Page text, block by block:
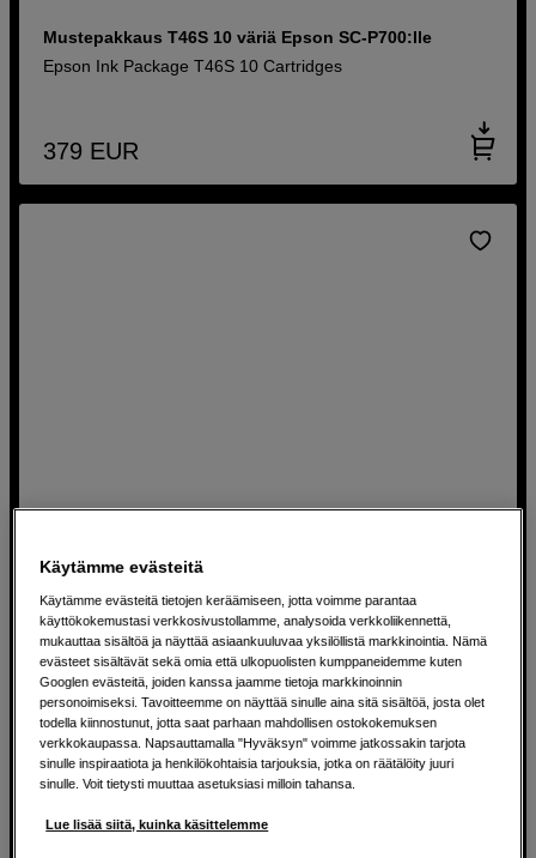
Mustepakkaus T46S 10 väriä Epson SC-P700:lle
Epson Ink Package T46S 10 Cartridges
379 EUR
Täyttömuste T47A6 Vivid Light Magenta SC-P900-
tulostimelle
Epson T47A6 Vivid Light Magenta UltraChrome Pro 10 –
50ml
39 EUR
Käytämme evästeitä
Käytämme evästeitä tietojen keräämiseen, jotta voimme parantaa
käyttökokemustasi verkkosivustollamme, analysoida verkkoliikennettä,
mukauttaa sisältöä ja näyttää asiaankuuluvaa yksilöllistä markkinointia. Nämä
evästeet sisältävät sekä omia että ulkopuolisten kumppaneidemme kuten
Googlen evästeitä, joiden kanssa jaamme tietoja markkinoinnin
personoimiseksi. Tavoitteemme on näyttää sinulle aina sitä sisältöä, josta olet
todella kiinnostunut, jotta saat parhaan mahdollisen ostokokemuksen
verkkokaupassa. Napsauttamalla "Hyväksyn" voimme jatkossakin tarjota
sinulle inspiraatiota ja henkilökohtaisia tarjouksia, jotka on räätälöity juuri
sinulle. Voit tietysti muuttaa asetuksiasi milloin tahansa.
Lue lisää siitä, kuinka käsittelemme